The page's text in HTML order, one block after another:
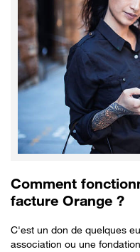
Comment
facture Orange ?
C'est un don de quelques
association ou une